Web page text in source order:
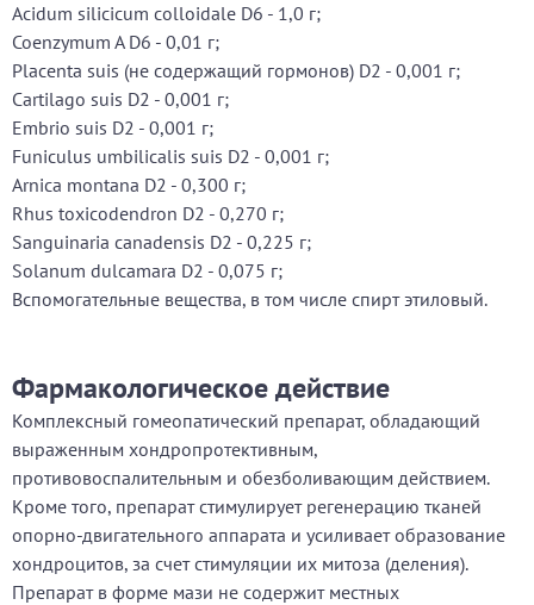
Acidum silicicum colloidale D6 - 1,0 г;
Coenzymum A D6 - 0,01 г;
Placenta suis (не содержащий гормонов) D2 - 0,001 г;
Cartilago suis D2 - 0,001 г;
Embrio suis D2 - 0,001 г;
Funiculus umbilicalis suis D2 - 0,001 г;
Аrnica montana D2 - 0,300 г;
Rhus toxicodendron D2 - 0,270 г;
Sanguinaria canadensis D2 - 0,225 г;
Solanum dulcamara D2 - 0,075 г;
Вспомогательные вещества, в том числе спирт этиловый.
Фармакологическое действие
Комплексный гомеопатический препарат, обладающий
выраженным хондропротективным,
противовоспалительным и обезболивающим действием.
Кроме того, препарат стимулирует регенерацию тканей
опорно-двигательного аппарата и усиливает образование
хондроцитов, за счет стимуляции их митоза (деления).
Препарат в форме мази не содержит местных